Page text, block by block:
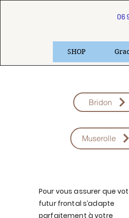
06
SHOP
Bridon
Muserolle
Pour vous assurer que
futur frontal s’adapte
parfaitement à votre